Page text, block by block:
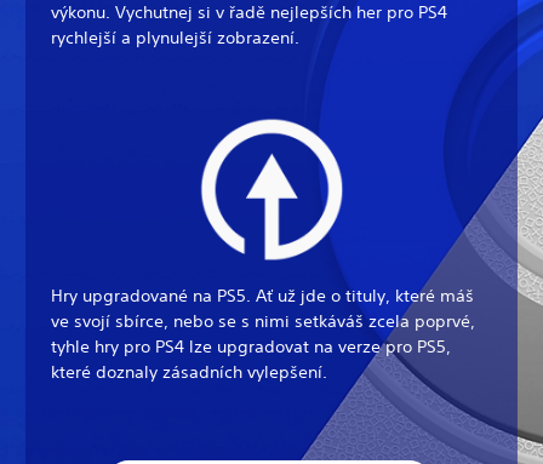
výkonu. Vychutnej si v řadě nejlepších her pro PS4
rychlejší a plynulejší zobrazení.
Hry upgradované na PS5. Ať už jde o tituly, které máš
ve svojí sbírce, nebo se s nimi setkáváš zcela poprvé,
tyhle hry pro PS4 lze upgradovat na verze pro PS5,
které doznaly zásadních vylepšení.